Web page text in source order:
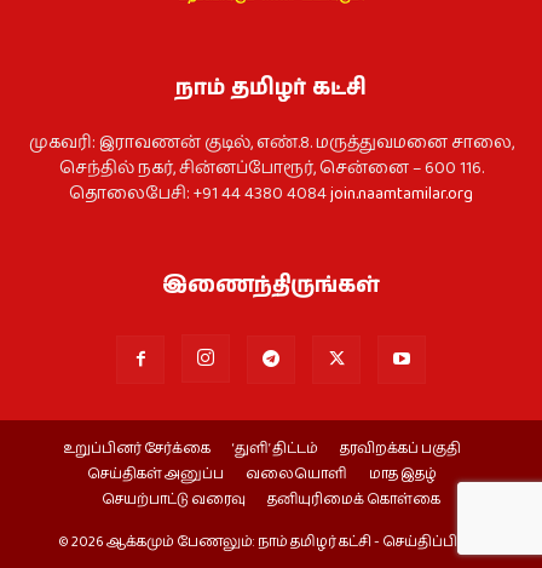
நாம் தமிழர் கட்சி
முகவரி: இராவணன் குடில், எண்.8. மருத்துவமனை சாலை,
செந்தில் நகர், சின்னப்போரூர், சென்னை – 600 116.
தொலைபேசி: +91 44 4380 4084join.naamtamilar.org
இணைந்திருங்கள்
உறுப்பினர் சேர்க்கை ‘துளி’ திட்டம்
தரவிறக்கப் பகுதி
செய்திகள் அனுப்ப
வலையொளி
மாத இதழ்
செயற்பாட்டு வரைவு
தனியுரிமைக் கொள்கை
© 2026 ஆக்கமும் பேணலும்: நாம் தமிழர் கட்சி - செய்திப்பிரிவு